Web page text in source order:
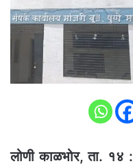
लोणी काळभोर, ता. १४ :